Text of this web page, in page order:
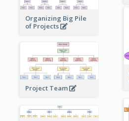
Organizing Big Pile
of Projects
Project Team